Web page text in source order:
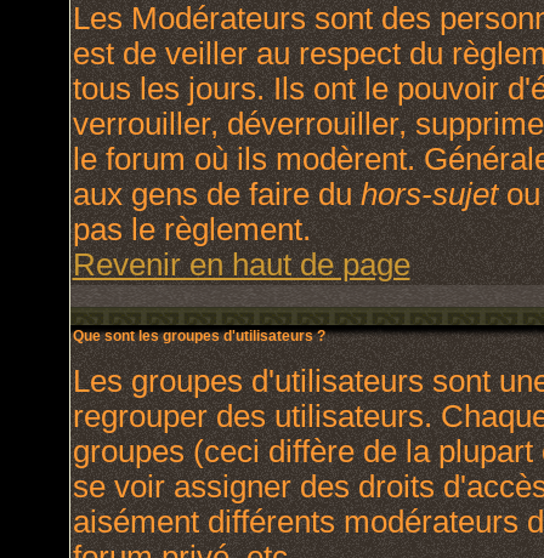
Les Modérateurs sont des
est de veiller au respect du
tous les jours. Ils ont le pouvoir
verrouiller, déverrouiller,
le forum où ils modèrent.
aux gens de faire duhors-sujetou
pas le règlement.
Revenir en haut de page
Que sont les groupes d'utilisateurs ?
Les groupes d'utilisateurs sont
regrouper des utilisateurs.
groupes (ceci diffère de la
se voir assigner des droits
aisément différents modérateurs